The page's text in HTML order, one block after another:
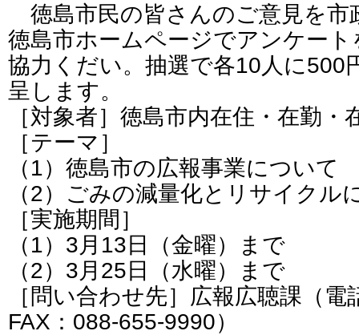
徳島市民の皆さんのご意見を市
徳島市ホームページでアンケー
協力くだい。抽選で各10人に500
呈します。
［対象者］徳島市内在住・在勤
［テーマ］
（1）徳島市の広報事業について
（2）ごみの減量化とリサイクル
［実施期間］
（1）3月13日（金曜）まで
（2）3月25日（水曜）まで
［問い合わせ先］広報広聴課（
FAX：088-655-9990）